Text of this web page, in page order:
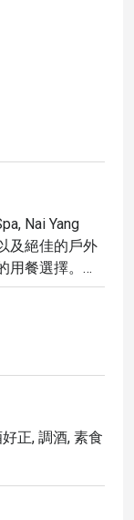
Nai Yang
及絕佳的戶外
餐選擇。
享受主廚的巧
也提供無障
、各式烈酒、
且舒適，適合
都將以友
體驗更加物超
正, 調酒, 素食